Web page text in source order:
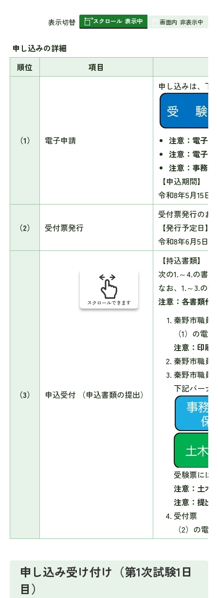
表
み
の
表示切替 スクロール 表示中 画面内 非表示中
申し込みの詳細
順位
項目
（1） 電子申請
申し込みは、下
注意：電子
注意：電子
注意：事務
【申込期間】
令和8年5月15日
（2） 受付票発行
受付票発行のお
【発行予定日】
令和8年6月5日
（3） 申込受付 （申込書類の提出）
【持込書類】
次の1.～4.の書
なお、1.～3.の
注意：各書類作
秦野市職員
（1）の電
注意：印刷
秦野市職員
秦野市職員
下記バーナ
受験票には
注意：土木
注意：提出
受付票
（2）の電
スクロールできます
申し込み受け付け（第1次試験1日
目）